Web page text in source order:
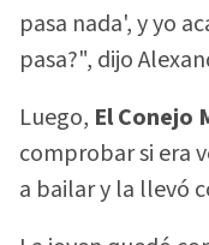
pasa nada', y yo
pasa?", dijo
Luego, El Conejo
comprobar si era
a bailar y la llevó